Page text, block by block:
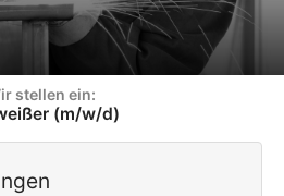
stellen ein:
(m/w/d)